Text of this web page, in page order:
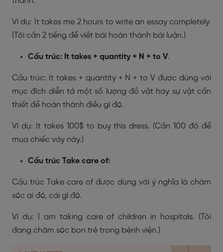
Ví dụ: It takes me 2 hours to write an essay completely.
(Tôi cần 2 tiếng để viết bài hoàn thành bài luận.)
Cấu trúc: It takes + quantity + N + to V.
Cấu trúc: It takes + quantity + N + to V được dùng với
mục đích diễn tả một số lượng đồ vật hay sự vật cần
thiết để hoàn thành điều gì đó.
Ví dụ: It takes 100$ to buy this dress. (Cần 100 đô để
mua chiếc váy này.)
Cấu trúc Take care of:
Cấu trúc Take care of được dùng với ý nghĩa là chăm
sóc ai đó, cái gì đó.
Ví dụ: I am taking care of children in hospitals. (Tôi
đang chăm sóc bọn trẻ trong bệnh viện.)